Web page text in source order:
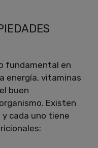
fundamental en
energía, vitaminas
buen
Existen
cada uno tiene